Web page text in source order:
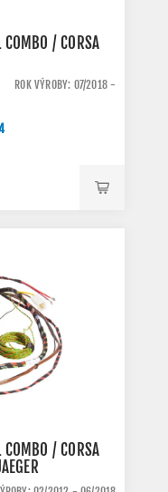
COMBO / CORSA
ROK VÝROBY: 07/2018 -
COMBO / CORSA